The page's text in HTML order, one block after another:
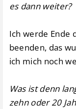
es dann weiter?
Ich werde Ende
beenden, das
ich mich noch
Was ist denn
zehn oder 20